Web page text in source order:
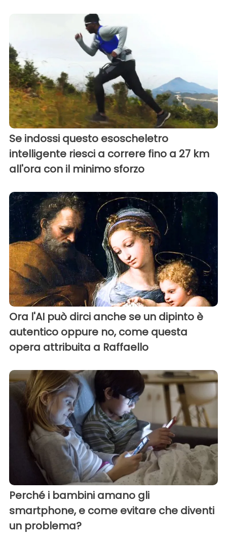
Se indossi questo esoscheletro
intelligente riesci a correre fino a 27 km
all'ora con il minimo sforzo
Ora l'AI può dirci anche se un dipinto è
autentico oppure no, come questa
opera attribuita a Raffaello
Perché i bambini amano gli
smartphone, e come evitare che diventi
un problema?